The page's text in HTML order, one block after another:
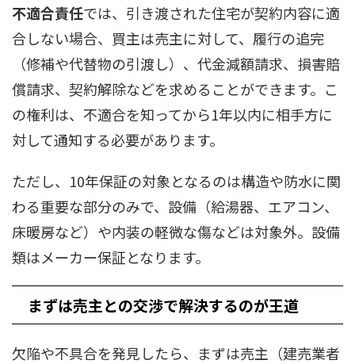
不適合責任では、引き渡された住宅が契約内容に適
合しない場合、買主は売主に対して、履行の追完
（修補や代替物の引渡し）、代金減額請求、損害賠
償請求、契約解除などを求めることができます。こ
の権利は、不適合を知ってから1年以内に相手方に
対して通知する必要があります。
ただし、10年保証の対象となるのは構造や防水に関
わる重要な部分のみで、設備（給湯器、エアコン、
床暖房など）や内装の軽微な傷などは対象外。設備
類はメーカー保証となります。
まずは売主との交渉で解決するのが王道
欠陥や不具合を発見したら、まずは売主（建売業者